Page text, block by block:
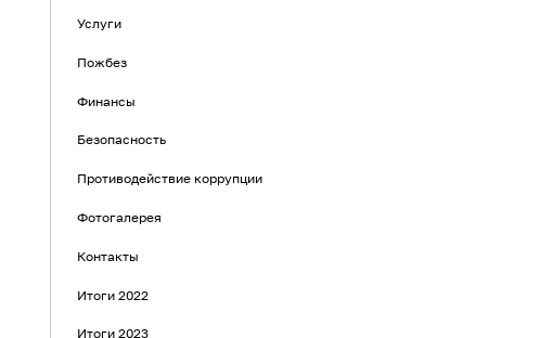
Услуги
Пожбез
Финансы
Безопасность
Противодействие коррупции
Фотогалерея
Контакты
Итоги 2022
Итоги 2023